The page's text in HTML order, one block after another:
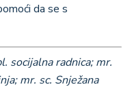
da se s
socijalna radnica; mr.
mr. sc. Snježana